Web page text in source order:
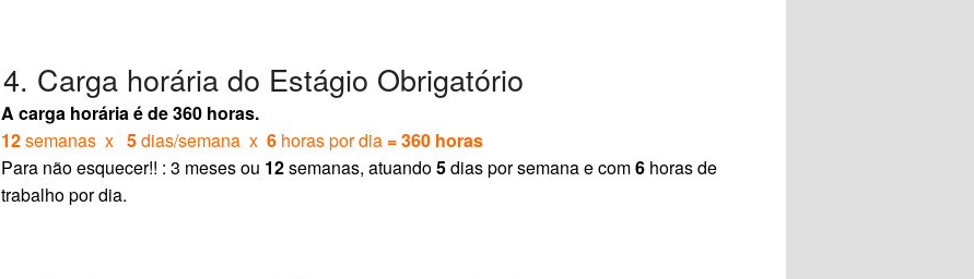
4. Carga horária do Estágio Obrigatório
A carga horária é de 360 horas.
12semanas x 5dias/semana x 6 horas por dia = 360 horas
Para não esquecer!! : 3 meses ou 12semanas, atuando5dias por semana e com6 horas de
trabalho por dia.